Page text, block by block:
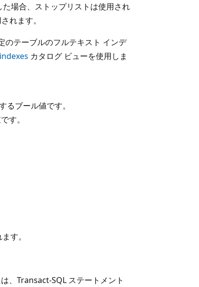
場合、ストップリストは使用され
れます。
のテーブルのフルテキスト インデ
カタログ ビューを使用しま
ブール値です。
す。
す。
、Transact-SQL ステートメント